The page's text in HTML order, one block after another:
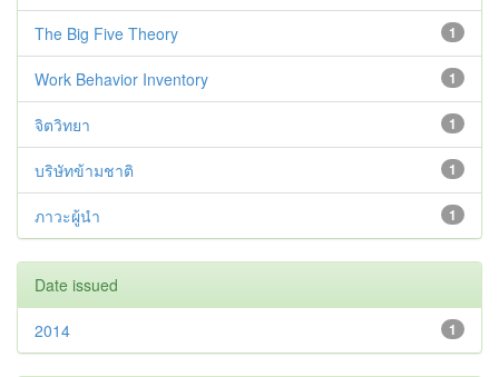
1
The Big Five Theory
1
Work Behavior Inventory
1
จิตวิทยา
1
บริษัทข้ามชาติ
1
ภาวะผู้นำ
Date issued
1
2014